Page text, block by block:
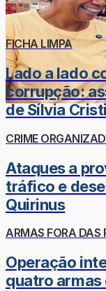
FICHA LIMPA
Lado a lado
corrupção:
de Sílvia
CRIME
Ataques a
tráfico e
Quirinus
ARMAS FORA DAS
Operação
quatro armas